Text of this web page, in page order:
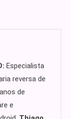
Especialista
reversa de
de
e